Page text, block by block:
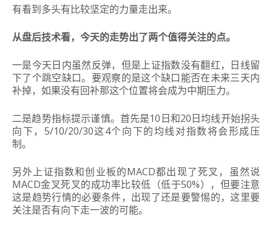
有看到多头有比较坚定的力量走出来。
从盘后技术看，今天的走势出了两个值得关注的点。
一是今天日内虽然反弹，但是上证指数没有翻红，日线留
下了个跳空缺口。要观察的是这个缺口能否在未来三天内
补掉，如果没有回补那这个位置将会成为中期压力。
二是趋势指标提示谨慎。首先是10日和20日均线开始拐头
向下，5/10/20/30这4个向下的均线对指数将会形成压
制。
另外上证指数和创业板的MACD都出现了死叉，虽然说
MACD金叉死叉的成功率比较低（低于50%），但要注意
这是趋势行情的必要条件，出现了还是要警惕的，这里要
关注是否有向下走一波的可能。